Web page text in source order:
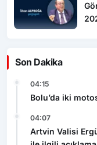
Son Dakika
04:15
Bolu’da iki
04:07
Artvin Valisi